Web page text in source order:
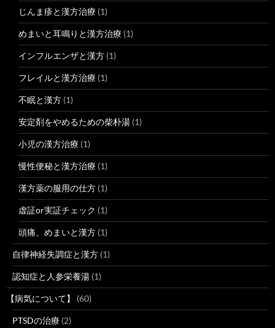
じんま疹と漢方治療 (1)
めまいと耳鳴りと漢方治療 (1)
インフルエンザと漢方 (1)
フレイルと漢方治療 (1)
不眠と漢方 (1)
安定剤をやめるための柴朴湯 (1)
小児の漢方治療 (1)
慢性便秘と漢方治療 (1)
漢方薬の服用の仕方 (1)
虚証or実証チェック (1)
頭痛、めまいと漢方 (1)
自律神経失調症と漢方 (1)
認知症と人参栄養湯 (1)
【病気について】 (60)
PTSDの治療 (2)